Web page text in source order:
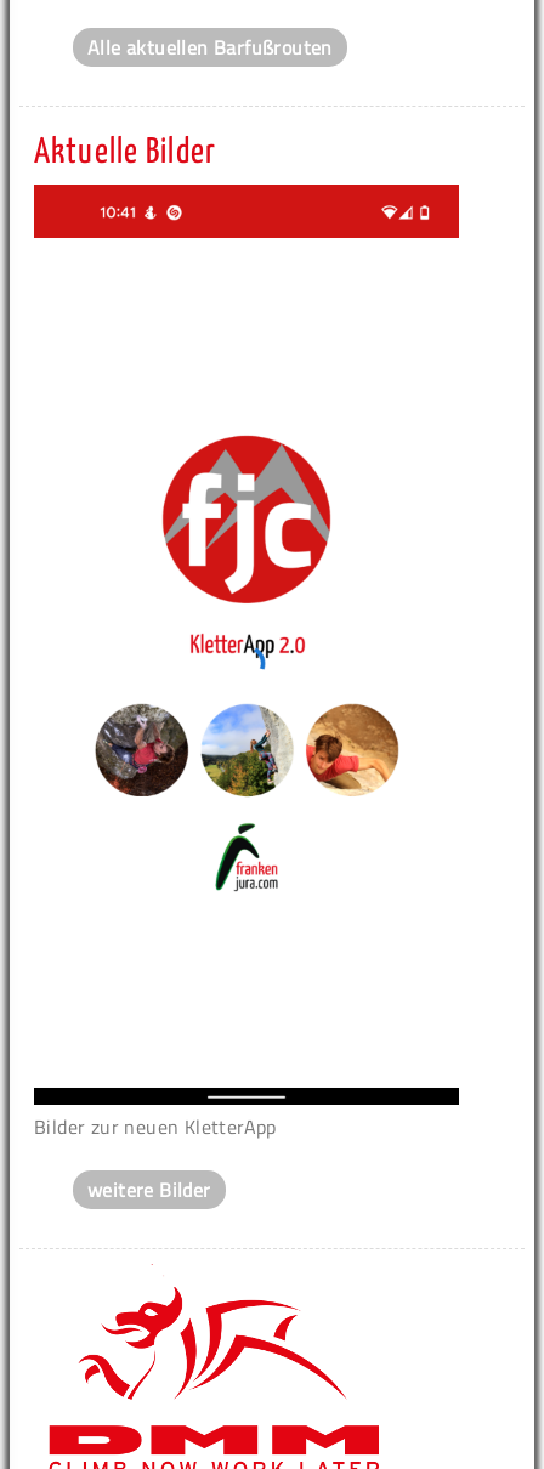
Alle aktuellen Barfußrouten
Aktuelle Bilder
Bilder zur neuen KletterApp
weitere Bilder